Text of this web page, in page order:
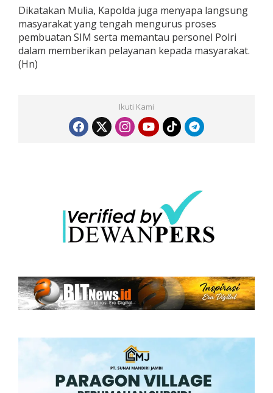
n
P
r
i
m
Dikatakan Mulia, Kapolda juga menyapa langsung
masyarakat yang tengah mengurus proses
pembuatan SIM serta memantau personel Polri
dalam memberikan pelayanan kepada masyarakat.
(Hn)
Ikuti Kami